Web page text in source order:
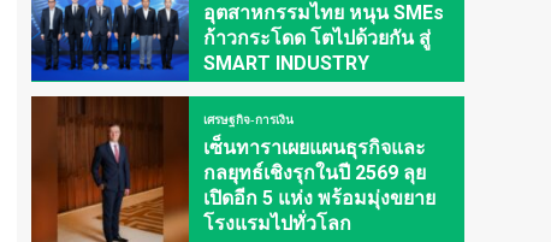
อุตสาหกรรมไทย หนุน SMEs
ก้าวกระโดด โตไปด้วยกัน สู่
SMART INDUSTRY
เศรษฐกิจ-การเงิน
เซ็นทาราเผยแผนธุรกิจและ
กลยุทธ์เชิงรุกในปี 2569 ลุย
เปิดอีก 5 แห่ง พร้อมมุ่งขยาย
โรงแรมไปทั่วโลก